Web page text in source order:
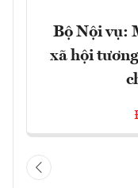
Bộ Nội vụ:
xã hội